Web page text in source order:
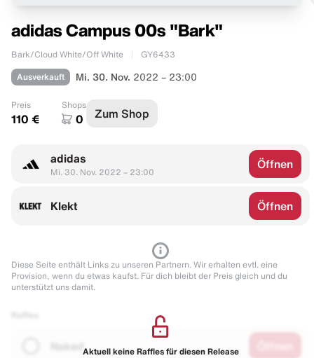
adidas Campus 00s "Bark"
Bark/Cloud White/Off White GY6433
Ausverkauft Mi. 30. Nov. 2022 – 23:00
Preis
110 €
Shops
0 Zum Shop
adidas
Mi. 30. Nov. 2022 – 23:00
Öffnen
Klekt Öffnen
Diese Seite enthält Links zu unseren Partnern. Wir erhalten evtl. eine
Provision, wenn du etwas kaufst. Für dich bleibt der Preis gleich und du
unterstützt uns damit.
Naked Aktuell keine Raffles für diesen Release